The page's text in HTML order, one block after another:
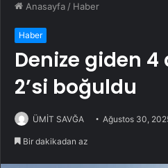
Anasayfa / Haber
Haber
Denize giden
2’si boğuldu
ÜMİT SAVĞA Ağustos 30,
Bir dakikadan az